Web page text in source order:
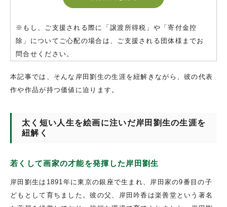
※もし、ご支援される際に「譲渡所得税」や「寄付金控
除」についてご心配の場合は、ご支援される団体様までお
問合せください。
本記事では、そんな岸田劉生の生涯を紐解きながら、彼の代表
作や作品が持つ価値に迫ります。
太く短い人生を絵画に注いだ岸田劉生の生涯を
紐解く
若くして画家の才能を発揮した岸田劉生
岸田劉生は1891年に東京の銀座で生まれ、岸田家の9番目の子
どもとして育ちました。彼の父、岸田吟香は楽善堂という著名